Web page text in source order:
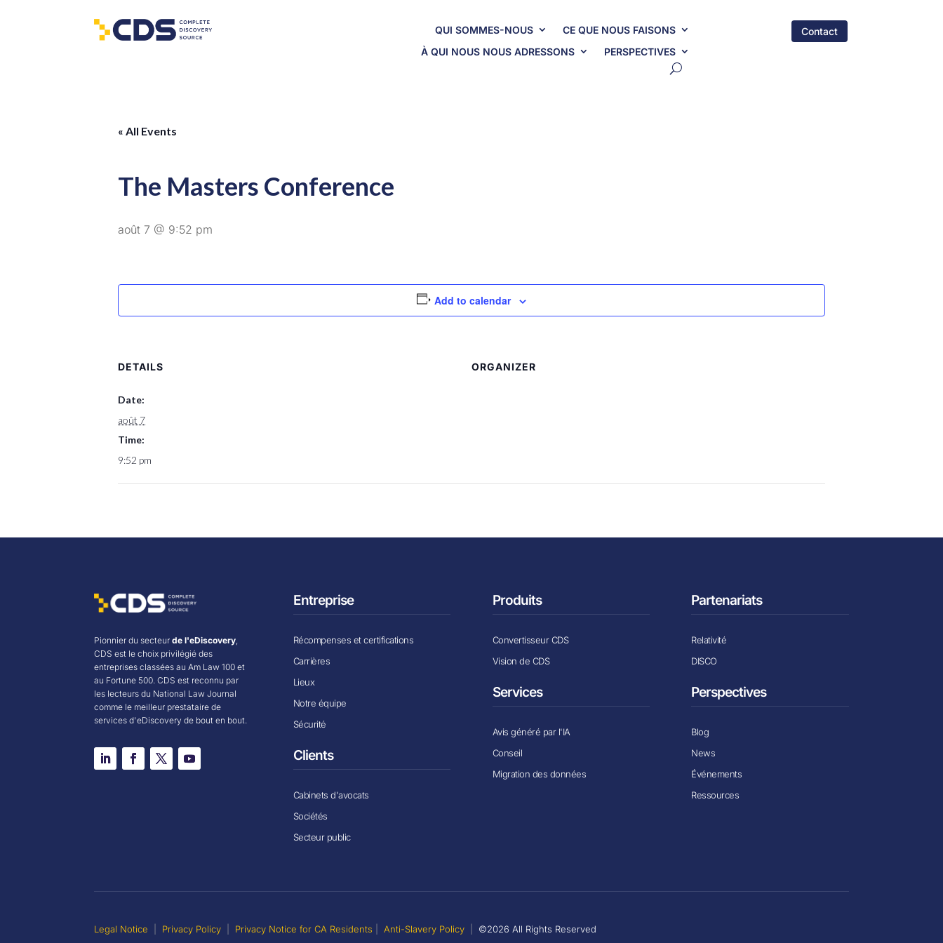
QUI SOMMES-NOUS
CE QUE NOUS FAISONS
À QUI NOUS NOUS ADRESSONS
PERSPECTIVES
Contact
« All Events
The Masters Conference
août 7 @ 9:52 pm
Add to calendar
DETAILS
Date:
août 7
Time:
9:52 pm
ORGANIZER
Pionnier du secteurde l'eDiscovery
CDS est le choix privilégié des
entreprises classées au Am Law 100 et
au Fortune 500. CDS est reconnu par
les lecteurs du National Law Journal
comme le meilleur prestataire de
services d'eDiscovery de bout en bout.
Entreprise
Récompenses et certifications
Carrières
Lieux
Notre équipe
Sécurité
Clients
Cabinets d'avocats
Sociétés
Secteur public
Produits
Convertisseur CDS
Vision de CDS
Services
Avis généré par l'IA
Conseil
Migration des données
Partenariats
Relativité
DISCO
Perspectives
Blog
News
Événements
Ressources
Legal Notice Privacy Policy Privacy Notice for CA Residents Anti-Slavery Policy ©2026 All Rights Reserved